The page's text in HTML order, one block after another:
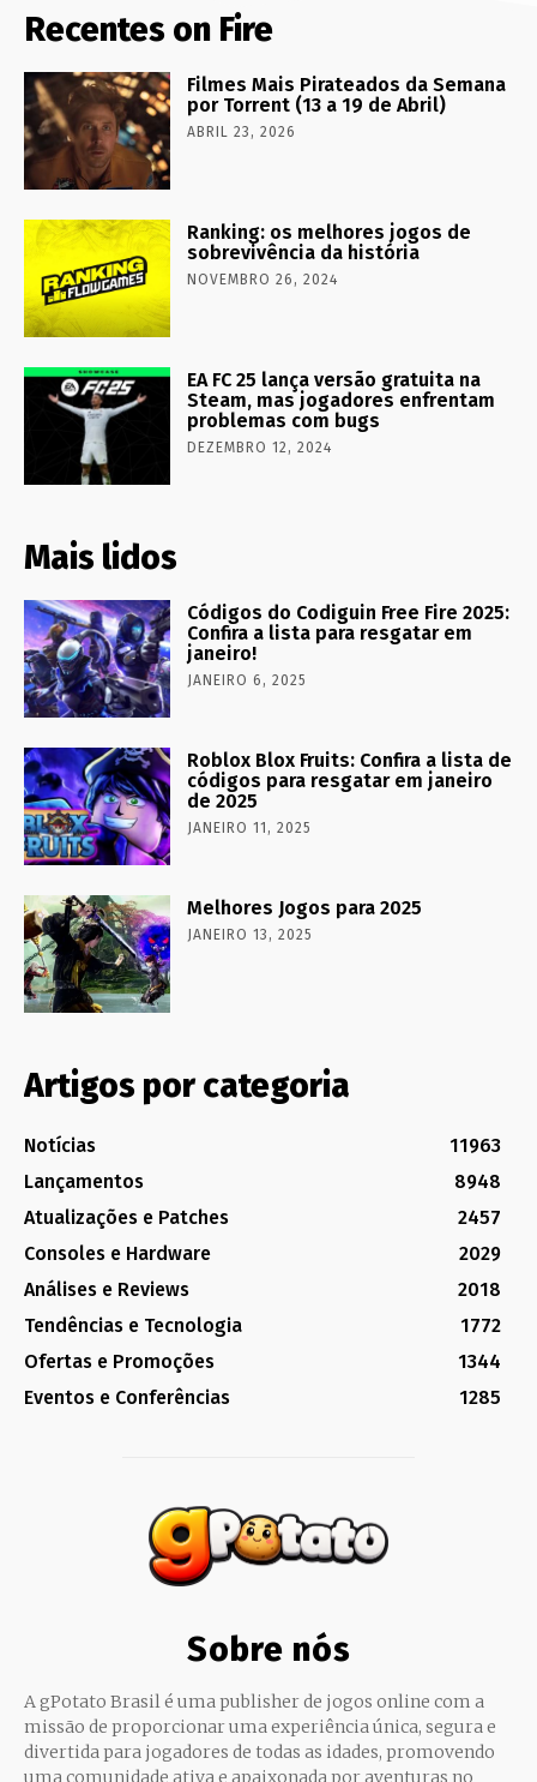
Recentes on Fire
Filmes Mais Pirateados da Semana
por Torrent (13 a 19 de Abril)
ABRIL 23, 2026
Ranking: os melhores jogos de
sobrevivência da história
NOVEMBRO 26, 2024
EA FC 25 lança versão gratuita na
Steam, mas jogadores enfrentam
problemas com bugs
DEZEMBRO 12, 2024
Mais lidos
Códigos do Codiguin Free Fire 2025:
Confira a lista para resgatar em
janeiro!
JANEIRO 6, 2025
Roblox Blox Fruits: Confira a lista de
códigos para resgatar em janeiro
de 2025
JANEIRO 11, 2025
Melhores Jogos para 2025
JANEIRO 13, 2025
Artigos por categoria
Notícias
11963
Lançamentos
8948
Atualizações e Patches
2457
Consoles e Hardware
2029
Análises e Reviews
2018
Tendências e Tecnologia
1772
Ofertas e Promoções
1344
Eventos e Conferências
1285
Sobre nós
A gPotato Brasil é uma publisher de jogos online com a
missão de proporcionar uma experiência única, segura e
divertida para jogadores de todas as idades, promovendo
uma comunidade ativa e apaixonada por aventuras no